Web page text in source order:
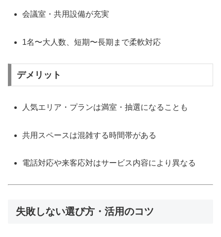
会議室・共用設備が充実
1名〜大人数、短期〜長期まで柔軟対応
デメリット
人気エリア・プランは満室・抽選になることも
共用スペースは混雑する時間帯がある
電話対応や来客応対はサービス内容により異なる
失敗しない選び方・活用のコツ